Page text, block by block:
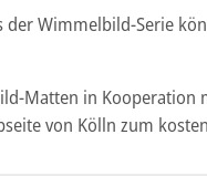
der Wimmelbild-Serie
Matten in Kooperation
von Kölln zum